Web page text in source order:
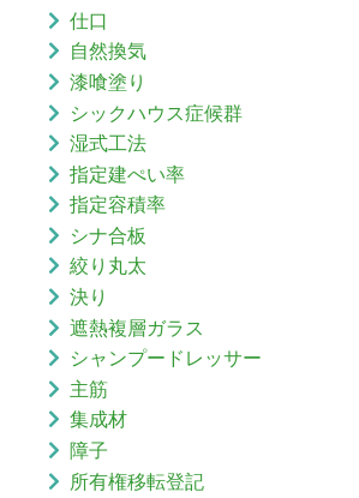
仕口
自然換気
漆喰塗り
シックハウス症候群
湿式工法
指定建ぺい率
指定容積率
シナ合板
絞り丸太
決り
遮熱複層ガラス
シャンプードレッサー
主筋
集成材
障子
所有権移転登記